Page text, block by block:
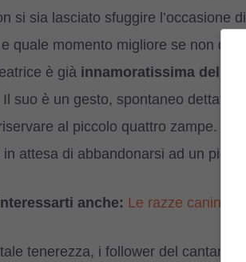
si sia lasciato sfuggire l’occasione
quale momento migliore se non
è già innamoratissima del
suo è un gesto, spontaneo dettato
al piccolo quattro zampe.
attesa di abbandonarsi ad un
anche: Le razze canine
tenerezza, i follower del cantante